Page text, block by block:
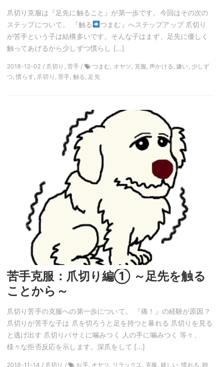
爪切り克服は『足先に触ること』が第一歩です。今回はその次の
ステップについて。 『触る
つまむ』へステップアップ 爪切り
が苦手という子は結構多いです。そんな子はまず、足先に優しく
触ってあげるから少しずつ慣らし […]
2018-12-02 / 爪切り, 苦手 /
つまむ, オヤツ, 克服, 声かける, 嫌い, 少しず
つ, 慣らす, 爪切り, 苦手, 触る, 足先
苦手克服：爪切り編① ～足先を触る
ことから～
爪切り苦手の克服への第一歩について。 『痛！』の経験が原因？
爪切りが苦手な子は 爪を切ろうと足を持つと暴れる 爪切りを見る
と逃げ出す 爪切りバサミに噛みつく 人の手に噛みつく 等々、
様々な拒否反応を示します。深爪をして […]
2018-11-14 / 爪切り / お手, オヤツ, リラックス, 克服, 嬉しい, 慣れる, 時